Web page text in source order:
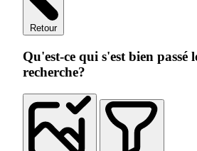
Retour
Qu'est-ce qui s'est bien passé
recherche?